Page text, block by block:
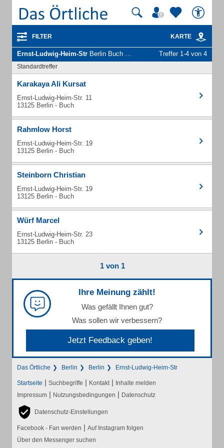
FILTER KARTE
Ernst-Ludwig-Heim-Str Berlin Buch - Unternehmen und Personen Treffer 1-4 von 4
Standardtreffer
Karakaya Ali Kursat
Ernst-Ludwig-Heim-Str. 11
13125 Berlin - Buch
Rahmlow Horst
Ernst-Ludwig-Heim-Str. 19
13125 Berlin - Buch
Steinborn Christian
Ernst-Ludwig-Heim-Str. 19
13125 Berlin - Buch
Würf Marcel
Ernst-Ludwig-Heim-Str. 23
13125 Berlin - Buch
1 von 1
Ihre Meinung zählt!
Was gefällt Ihnen gut?
Was sollen wir verbessern?
Jetzt Feedback geben!
Das Örtliche Berlin Berlin Ernst-Ludwig-Heim-Str
Startseite | Suchbegriffe | Kontakt | Inhalte melden
Impressum | Nutzungsbedingungen | Datenschutz
Datenschutz-Einstellungen
Facebook - Fan werden | Auf Instagram folgen
Über den Messenger suchen